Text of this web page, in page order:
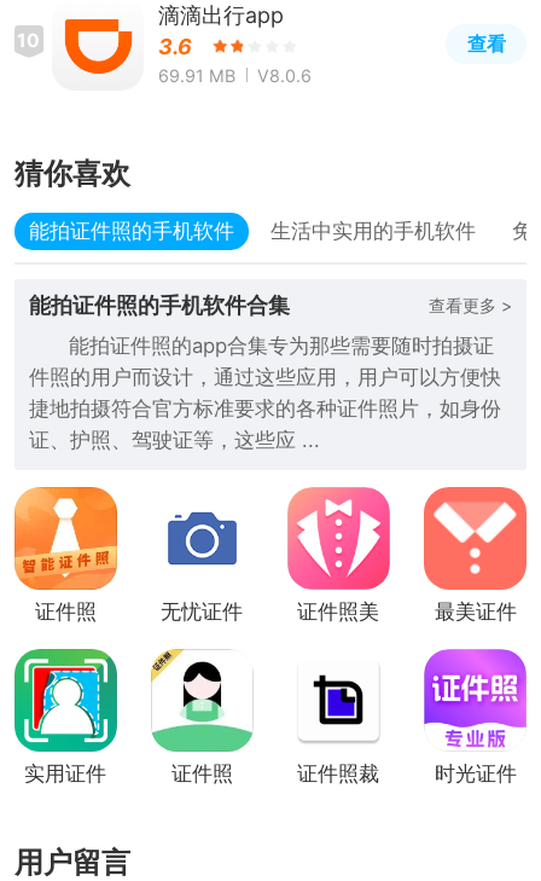
10
滴滴出行app
3.6
69.91 MB V8.0.6
查看
猜你喜欢
能拍证件照的手机软件 生活中实用的手机软件 免
能拍证件照的手机软件合集 查看更多 >
能拍证件照的app合集专为那些需要随时拍摄证
件照的用户而设计，通过这些应用，用户可以方便快
捷地拍摄符合官方标准要求的各种证件照片，如身份
证、护照、驾驶证等，这些应 ...
证件照
无忧证件
证件照美
最美证件
实用证件
证件照
证件照裁
时光证件
用户留言